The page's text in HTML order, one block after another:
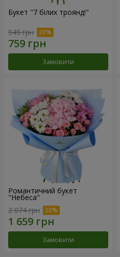
Букет "7 білих троянд!"
949 грн
Замовити
Романтичний букет
"Небеса"
2 074 грн
Замовити